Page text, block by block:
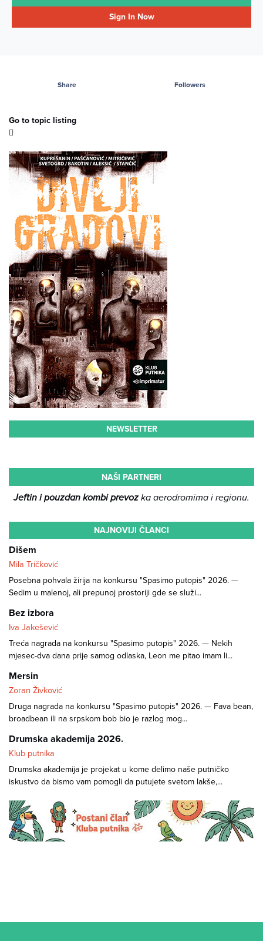
Sign In Now
Share Followers
Go to topic listing
NEWSLETTER
NAŠI PARTNERI
Jeftin i pouzdan kombi prevozka aerodromima i regionu.
NAJNOVIJI ČLANCI
Dišem
Mila Tričković
Posebna pohvala žirija na konkursu "Spasimo putopis" 2026. —
Sedim u malenoj, ali prepunoj prostoriji gde se služi...
Bez izbora
Iva Jakešević
Treća nagrada na konkursu "Spasimo putopis" 2026. — Nekih
mjesec-dva dana prije samog odlaska, Leon me pitao imam li...
Mersin
Zoran Živković
Druga nagrada na konkursu "Spasimo putopis" 2026. — Fava bean,
broadbean ili na srpskom bob bio je razlog mog...
Drumska akademija 2026.
Klub putnika
Drumska akademija je projekat u kome delimo naše putničko
iskustvo da bismo vam pomogli da putujete svetom lakše,...